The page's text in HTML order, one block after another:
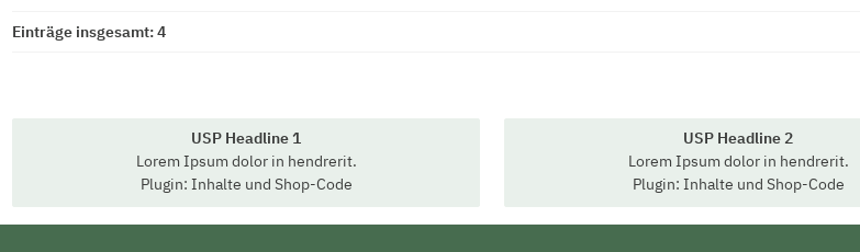
Einträge insgesamt: 4
USP Headline 1
Lorem Ipsum dolor in hendrerit.
Plugin: Inhalte und Shop-Code
USP Headline 2
Lorem Ipsum dolor in hendrerit.
Plugin: Inhalte und Shop-Code